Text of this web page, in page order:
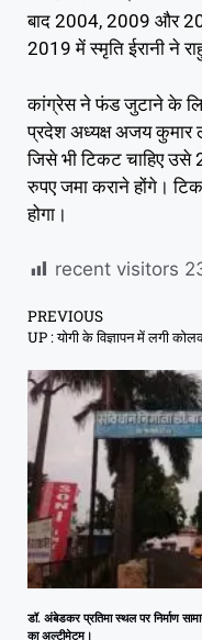
बाद 2004, 2009 और
2019 में स्मृति ईरानी ने
कांग्रेस ने फंड जुटाने के
प्रदेश अध्यक्ष अजय कुमार
जिसे भी टिकट चाहिए उसे
रुपए जमा कराने होंगे।
होगा।
recent visitors
PREVIOUS
डॉ. अंबेडकर प्रतिमा स्थल पर निर्माण
का अल्टीमेटम।